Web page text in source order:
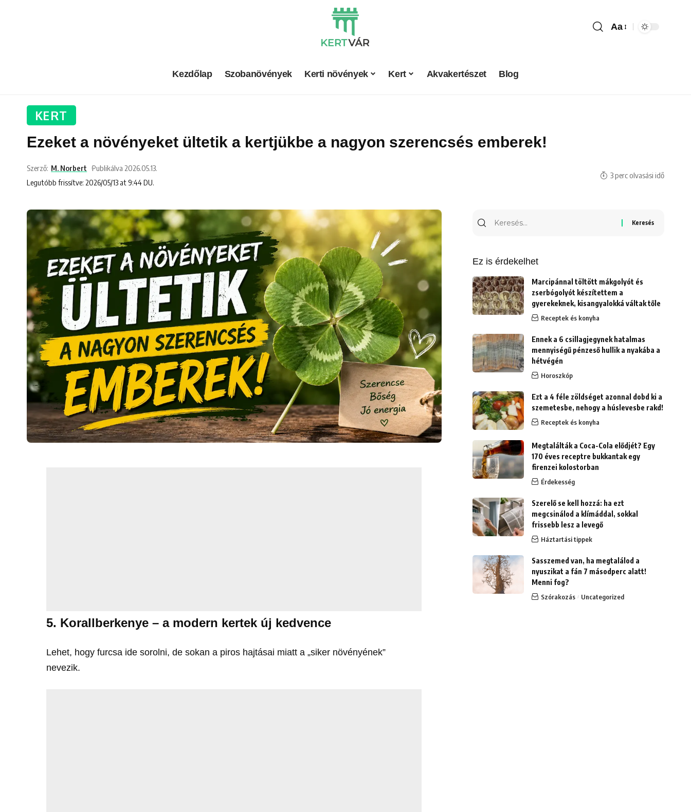
Aa
Kezdőlap Szobanövények Kerti növények Kert Akvakertészet Blog
KERT
Ezeket a növényeket ültetik a kertjükbe a nagyon szerencsés emberek!
Legutóbb frissítve: 2026/05/13 at 9:44 DU.
Szerző: M. Norbert Publikálva 2026.05.13.
3 perc olvasási idő
5. Korallberkenye – a modern kertek új kedvence
Lehet, hogy furcsa ide sorolni, de sokan a piros hajtásai miatt a „siker növényének”
nevezik.
Ez is érdekelhet
Marcipánnal töltött mákgolyót és
zserbógolyót készítettem a
gyerekeknek, kisangyalokká váltak tőle
Receptek és konyha
Ennek a 6 csillagjegynek hatalmas
mennyiségű pénzeső hullik a nyakába a
hétvégén
Horoszkóp
Ezt a 4 féle zöldséget azonnal dobd ki a
szemetesbe, nehogy a húslevesbe rakd!
Receptek és konyha
Megtalálták a Coca-Cola elődjét? Egy
170 éves receptre bukkantak egy
firenzei kolostorban
Érdekesség
Szerelő se kell hozzá: ha ezt
megcsinálod a klímáddal, sokkal
frissebb lesz a levegő
Háztartási tippek
Sasszemed van, ha megtalálod a
nyuszikat a fán 7 másodperc alatt!
Menni fog?
Szórakozás Uncategorized